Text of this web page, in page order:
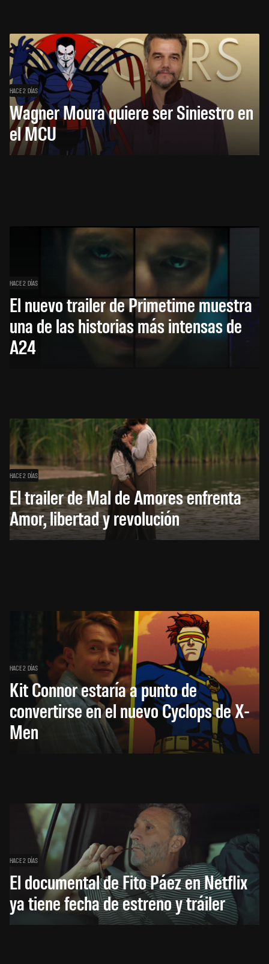
HACE 2 DÍAS
Wagner Moura quiere ser Siniestro en
el MCU
HACE 2 DÍAS
El nuevo trailer de Primetime muestra
una de las historias más intensas de
A24
HACE 2 DÍAS
El trailer de Mal de Amores enfrenta
Amor, libertad y revolución
HACE 2 DÍAS
Kit Connor estaría a punto de
convertirse en el nuevo Cyclops de X-
Men
HACE 2 DÍAS
El documental de Fito Páez en Netflix
ya tiene fecha de estreno y tráiler